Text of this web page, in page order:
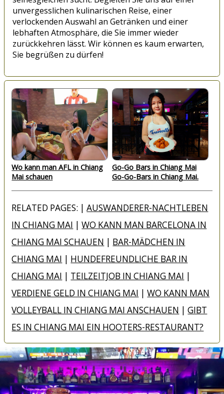
unvergesslichen kulinarischen Reise, einer
verlockenden Auswahl an Getränken und einer
lebhaften Atmosphäre, die Sie immer wieder
zurückkehren lässt. Wir können es kaum erwarten,
Sie begrüßen zu dürfen!
Wo kann man AFL in Chiang
Mai schauen
Go-Go Bars in Chiang Mai
Go-Go-Bars in Chiang Mai.
RELATED PAGES: |AUSWANDERER-NACHTLEBEN
IN CHIANG MAI |WO KANN MAN BARCELONA IN
CHIANG MAI SCHAUEN | BAR-MÄDCHEN IN
CHIANG MAI | HUNDEFREUNDLICHE BAR IN
CHIANG MAI | TEILZEITJOB IN CHIANG MAI |
VERDIENE GELD IN CHIANG MAI |WO KANN MAN
VOLLEYBALL IN CHIANG MAI ANSCHAUEN |GIBT
ES IN CHIANG MAI EIN HOOTERS-RESTAURANT?